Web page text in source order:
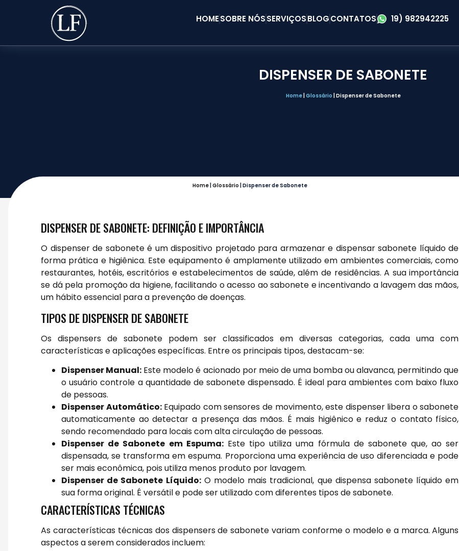
HOMESOBRE NÓSSERVIÇOSBLOGCONTATOS 19) 982942225
DISPENSER DE SABONETE
Home| Glossário Dispenser de Sabonete
Home| Glossário Dispenser de Sabonete
DISPENSER DE SABONETE: DEFINIÇÃO E IMPORTÂNCIA
O dispenser de sabonete é um dispositivo projetado para armazenar e dispensar sabonete líquido de
forma prática e higiênica. Este equipamento é amplamente utilizado em ambientes comerciais, como
restaurantes, hotéis, escritórios e estabelecimentos de saúde, além de residências. A sua importância
se dá pela promoção da higiene, facilitando o acesso ao sabonete e incentivando a lavagem das mãos,
um hábito essencial para a prevenção de doenças.
TIPOS DE DISPENSER DE SABONETE
Os dispensers de sabonete podem ser classificados em diversas categorias, cada uma com
características e aplicações específicas. Entre os principais tipos, destacam-se:
Dispenser Manual: Este modelo é acionado por meio de uma bomba ou alavanca, permitindo que
o usuário controle a quantidade de sabonete dispensado. É ideal para ambientes com baixo fluxo
de pessoas.
Dispenser Automático:Equipado com sensores de movimento, este dispenser libera o sabonete
automaticamente ao detectar a presença das mãos. É mais higiênico e reduz o contato físico,
sendo recomendado para locais com alta circulação de pessoas.
Dispenser de Sabonete em Espuma:Este tipo utiliza uma fórmula de sabonete que, ao ser
dispensada, se transforma em espuma. Proporciona uma experiência de uso diferenciada e pode
ser mais econômica, pois utiliza menos produto por lavagem.
Dispenser de Sabonete Líquido:O modelo mais tradicional, que dispensa sabonete líquido em
sua forma original. É versátil e pode ser utilizado com diferentes tipos de sabonete.
CARACTERÍSTICAS TÉCNICAS
As características técnicas dos dispensers de sabonete variam conforme o modelo e a marca. Alguns
aspectos a serem considerados incluem: